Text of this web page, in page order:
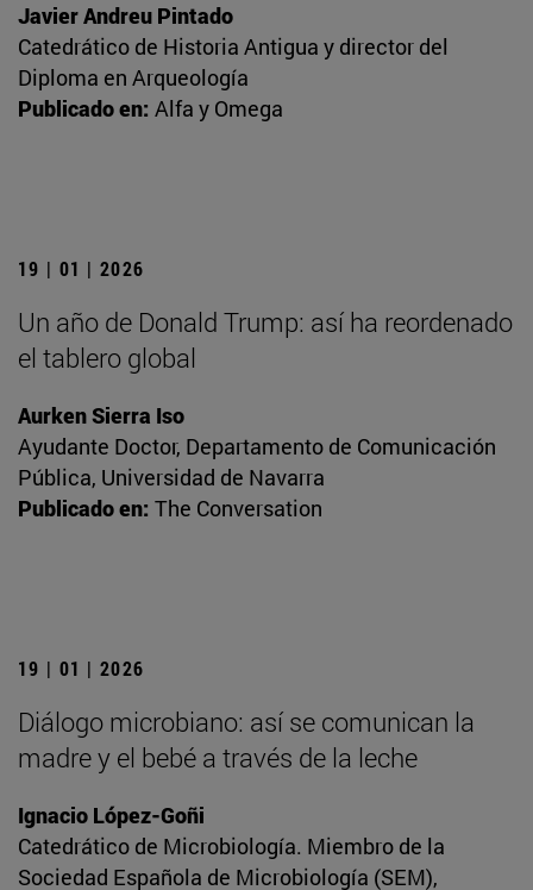
Javier Andreu Pintado
Catedrático de Historia Antigua y director del
Diploma en Arqueología
Publicado en: Alfa y Omega
19 | 01 | 2026
Un año de Donald Trump: así ha reordenado
el tablero global
Aurken Sierra Iso
Ayudante Doctor, Departamento de Comunicación
Pública, Universidad de Navarra
Publicado en: The Conversation
19 | 01 | 2026
Diálogo microbiano: así se comunican la
madre y el bebé a través de la leche
Ignacio López-Goñi
Catedrático de Microbiología. Miembro de la
Sociedad Española de Microbiología (SEM),